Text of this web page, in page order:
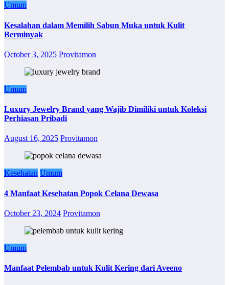
Umum
Kesalahan dalam Memilih Sabun Muka untuk Kulit
Berminyak
October 3, 2025 Provitamon
Umum
Luxury Jewelry Brand yang Wajib Dimiliki untuk Koleksi
Perhiasan Pribadi
August 16, 2025 Provitamon
Kesehatan Umum
4 Manfaat Kesehatan Popok Celana Dewasa
October 23, 2024 Provitamon
Umum
Manfaat Pelembab untuk Kulit Kering dari Aveeno